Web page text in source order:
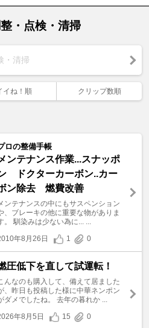
・点検・清掃
・清掃
イね！順 クリップ数順
ロの整備手帳
ンテナンス作業...スナッポ
ドクターカーボン..カー
ン除去 燃費改善
ンテナンスの中にもサスペンション
、ブレーキの他に重要な物がありま
。 馴染みは少ない為に... ...
年8月26日
1 0
圧低下を直して試運転！
んなのも購入して、備えて居ました
、昨日も投稿した様に中華ネンポン
ダメでしたね。 去年の暮れか ...
年8月5日
15 0